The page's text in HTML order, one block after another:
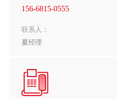
156-6815-0555
联系人：
夏经理